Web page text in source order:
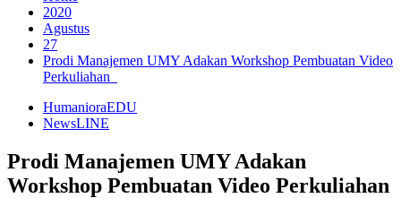
2020
Agustus
27
Prodi Manajemen UMY Adakan Workshop Pembuatan Video
Perkuliahan
HumanioraEDU
NewsLINE
Prodi Manajemen UMY Adakan
Workshop Pembuatan Video Perkuliahan